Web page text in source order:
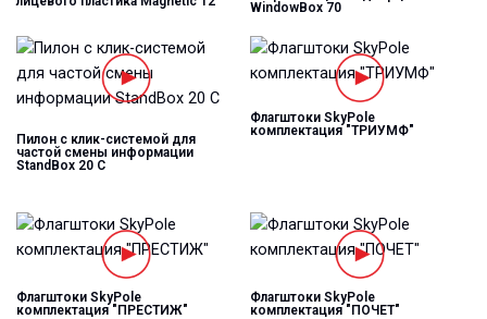
WindowBox 70
Пилон с клик-системой для
частой смены информации
StandBox 20 C
Флагштоки SkyPole
комплектация "ТРИУМФ"
Флагштоки SkyPole
комплектация "ПРЕСТИЖ"
Флагштоки SkyPole
комплектация "ПОЧЕТ"